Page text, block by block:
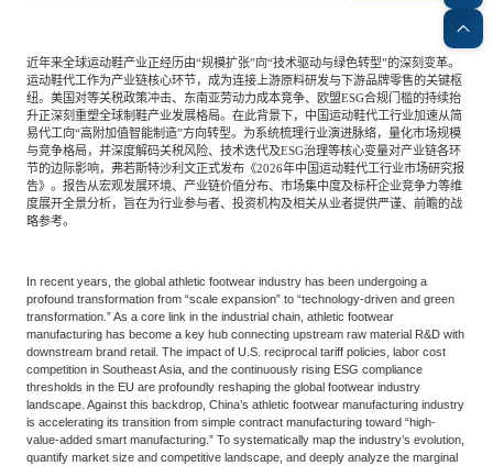
建筑科技与装饰装潢
特种新材料 文化娱乐
企业级服务 跨境电商贸易
教育与培训 航运及港口
母婴 农林牧渔
沙利文中国分支机构
近年来全球运动鞋产业正经历由“规模扩张”向“技术驱动与绿色转型”的深刻变革。
运动鞋代工作为产业链核心环节，成为连接上游原料研发与下游品牌零售的关键枢
纽。美国对等关税政策冲击、东南亚劳动力成本竞争、欧盟ESG合规门槛的持续抬
升正深刻重塑全球制鞋产业发展格局。在此背景下，中国运动鞋代工行业加速从简
易代工向“高附加值智能制造”方向转型。为系统梳理行业演进脉络，量化市场规模
与竞争格局，并深度解码关税风险、技术迭代及ESG治理等核心变量对产业链各环
节的边际影响，弗若斯特沙利文正式发布《2026年中国运动鞋代工行业市场研究报
告》。报告从宏观发展环境、产业链价值分布、市场集中度及标杆企业竞争力等维
度展开全景分析，旨在为行业参与者、投资机构及相关从业者提供严谨、前瞻的战
略参考。
In recent years, the global athletic footwear industry has been undergoing a
profound transformation from “scale expansion” to “technology-driven and green
transformation.” As a core link in the industrial chain, athletic footwear
manufacturing has become a key hub connecting upstream raw material R&D with
downstream brand retail. The impact of U.S. reciprocal tariff policies, labor cost
competition in Southeast Asia, and the continuously rising ESG compliance
thresholds in the EU are profoundly reshaping the global footwear industry
landscape. Against this backdrop, China’s athletic footwear manufacturing industry
is accelerating its transition from simple contract manufacturing toward “high-
value-added smart manufacturing.” To systematically map the industry’s evolution,
quantify market size and competitive landscape, and deeply analyze the marginal